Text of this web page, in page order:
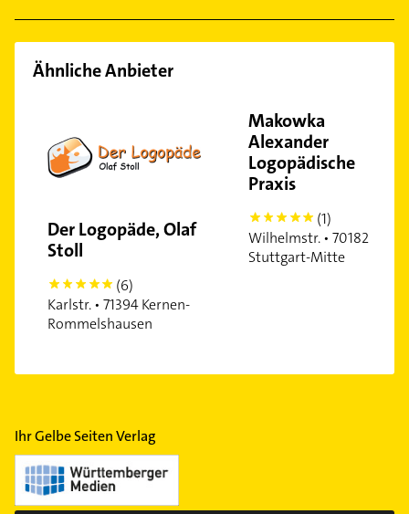
Ähnliche Anbieter
Der Logopäde, Olaf
Stoll
5
(6)
Karlstr. • 71394 Kernen-
Rommelshausen
Makowka
Alexander
Logopädische
Praxis
5
(1)
Wilhelmstr. • 70182
Stuttgart-Mitte
Ihr Gelbe Seiten Verlag